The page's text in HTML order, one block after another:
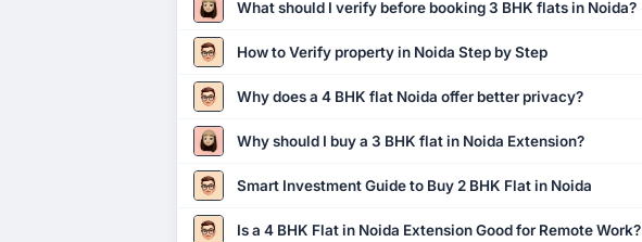
What should I verify before booking 3 BHK flats in Noida?
How to Verify property in Noida Step by Step
Why does a 4 BHK flat Noida offer better privacy?
Why should I buy a 3 BHK flat in Noida Extension?
Smart Investment Guide to Buy 2 BHK Flat in Noida
Is a 4 BHK Flat in Noida Extension Good for Remote Work?